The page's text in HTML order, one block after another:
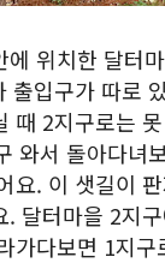
에 위치한 달터
출입구가 따로
때 2지구로는
와서 돌아다녀
요. 이 샛길이
. 달터마을 2지
가다보면 1지